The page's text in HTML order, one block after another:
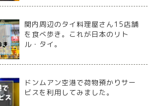
関内周辺のタイ料理屋さん15店舗
を食べ歩き。これが日本のリト
ル・タイ。
ドンムアン空港で荷物預かりサー
ビスを利用してみました。